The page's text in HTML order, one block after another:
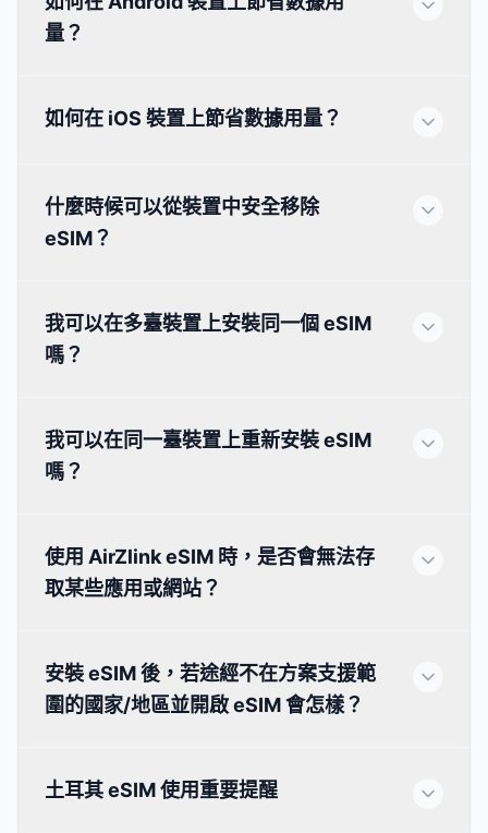
量？
如何在 iOS 裝置上節省數據用量？
什麼時候可以從裝置中安全移除
eSIM？
我可以在多臺裝置上安裝同一個 eSIM
嗎？
我可以在同一臺裝置上重新安裝 eSIM
嗎？
使用 AirZlink eSIM 時，是否會無法存
取某些應用或網站？
安裝 eSIM 後，若途經不在方案支援範
圍的國家/地區並開啟 eSIM 會怎樣？
土耳其 eSIM 使用重要提醒